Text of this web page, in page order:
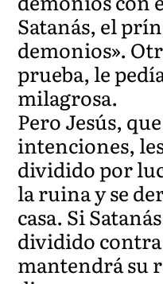
Satanás, el
demonios».
prueba, le
milagrosa.
Pero Jesús,
intenciones,
dividido por
la ruina y se
casa. Si
dividido
mantendrá su